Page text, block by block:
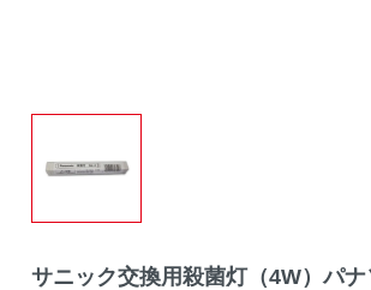
サニック交換用殺菌灯（4W）パ